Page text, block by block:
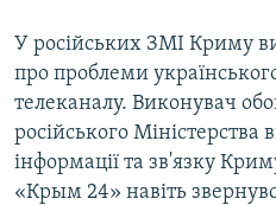
У російських ЗМІ Криму
про проблеми
телеканалу. Виконувач
російського Міністерства
інформації та зв'язку
«Крым 24» навіть